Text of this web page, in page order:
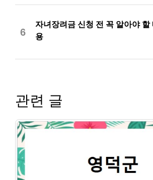
6
자녀장려금 신청 전 꼭 알아야 할
용
관련 글